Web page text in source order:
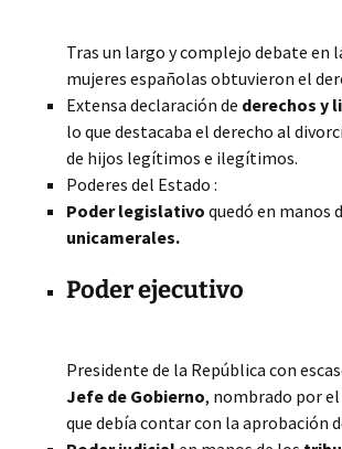
Tras un largo y complejo debate en
mujeres españolas obtuvieron el
Extensa declaración de derechos y
lo que destacaba el derecho al
de hijos legítimos e ilegítimos.
Poderes del Estado :
Poder legislativo quedó en manos
unicamerales.
Poder ejecutivo
Presidente de la República con
Jefe de Gobierno, nombrado por
que debía contar con la aprobación